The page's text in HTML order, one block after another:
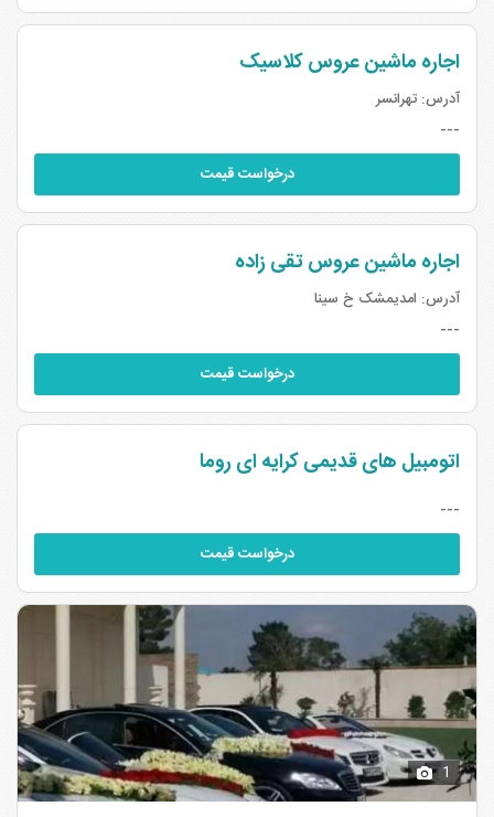
اجاره ماشین عروس کلاسیک
آدرس: تهرانسر
---
درخواست قیمت
اجاره ماشین عروس تقی زاده
آدرس: امدیمشک خ سینا
---
درخواست قیمت
اتومبیل های قدیمی کرایه ای روما
---
درخواست قیمت
1